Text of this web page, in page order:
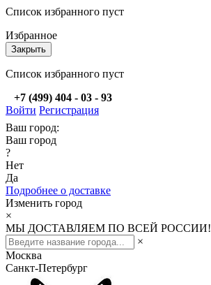
Список избранного пуст
Избранное
Закрыть
Список избранного пуст
+7 (499) 404 - 03 - 93
Войти Регистрация
Ваш город:
Ваш город
?
Нет
Да
Подробнее о доставке
Изменить город
×
МЫ ДОСТАВЛЯЕМ ПО ВСЕЙ РОССИИ!
×
Москва
Санкт-Петербург